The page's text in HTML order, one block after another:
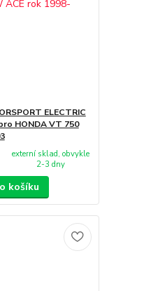
ELECTRIC
HONDA VT 750
externí sklad, obvykle
2-3 dny
košíku